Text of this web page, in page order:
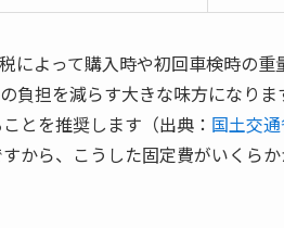
によって購入時や初回車検時の
負担を減らす大きな味方になり
とを推奨します（出典： 国土交
から、こうした固定費がいくら